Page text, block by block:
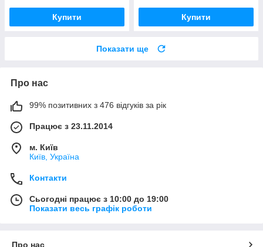
Купити Купити
Показати ще
Про нас
99% позитивних з 476 відгуків за рік
Працює з 23.11.2014
м. Київ
Київ, Україна
Контакти
Сьогодні працює з 10:00 до 19:00
Показати весь графік роботи
Про нас